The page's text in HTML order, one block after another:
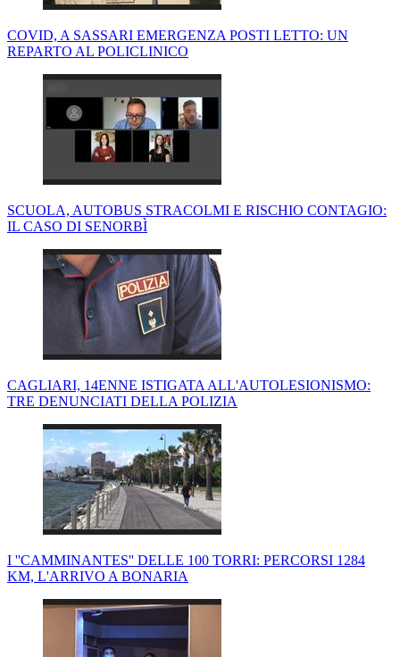
COVID, A SASSARI EMERGENZA POSTI LETTO: UN
REPARTO AL POLICLINICO
SCUOLA, AUTOBUS STRACOLMI E RISCHIO CONTAGIO:
IL CASO DI SENORBÌ
CAGLIARI, 14ENNE ISTIGATA ALL'AUTOLESIONISMO:
TRE DENUNCIATI DELLA POLIZIA
I ''CAMMINANTES'' DELLE 100 TORRI: PERCORSI 1284
KM, L'ARRIVO A BONARIA